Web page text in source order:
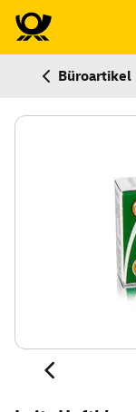
Büroartikel